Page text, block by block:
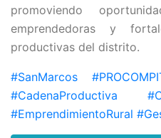
promoviendo
emprendedoras y
productivas del distrito.
#SanMarcos
#CadenaProductiva
#EmprendimientoRural